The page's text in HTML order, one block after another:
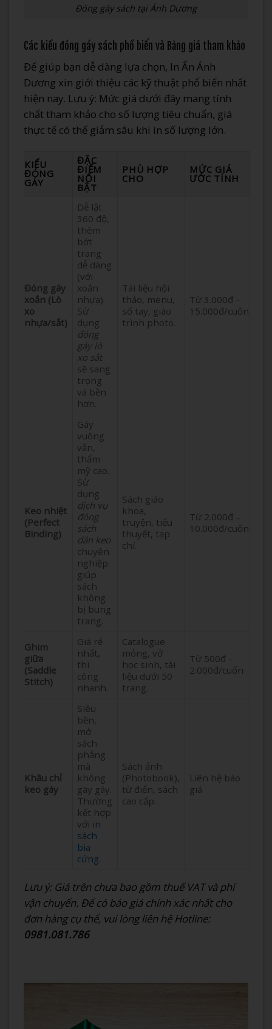
Đóng gáy sách tại Ánh Dương
Các kiểu đóng gáy sách phổ biến và Bảng giá tham khảo
Để giúp bạn dễ dàng lựa chọn, In Ấn Ánh
Dương xin giới thiệu các kỹ thuật phổ biến nhất
hiện nay. Lưu ý: Mức giá dưới đây mang tính
chất tham khảo cho số lượng tiêu chuẩn, giá
thực tế có thể giảm sâu khi in số lượng lớn.
KIỂU
ĐÓNG
GÁY
ĐẶC
ĐIỂM
NỔI
BẬT
PHÙ HỢP
CHO
MỨC GIÁ
ƯỚC TÍNH
Đóng gáy
xoắn (Lò
xo
nhựa/sắt)
Dễ lật
360 độ,
thêm
bớt
trang
dễ dàng
(với
xoắn
nhựa).
Sử
dụng
đóng
gáy lò
xo sắt
sẽ sang
trọng
và bền
hơn.
Tài liệu hội
thảo, menu,
sổ tay, giáo
trình photo.
Từ 3.000đ –
15.000đ/cuốn
Keo nhiệt
(Perfect
Binding)
Gáy
vuông
vắn,
thẩm
mỹ cao.
Sử
dụng
dịch vụ
đóng
sách
dán keo
chuyên
nghiệp
giúp
sách
không
bị bung
trang.
Sách giáo
khoa,
truyện, tiểu
thuyết, tạp
chí.
Từ 2.000đ –
10.000đ/cuốn
Ghim
giữa
(Saddle
Stitch)
Giá rẻ
nhất,
thi
công
nhanh.
Catalogue
mỏng, vở
học sinh, tài
liệu dưới 50
trang.
Từ 500đ –
2.000đ/cuốn
Khâu chỉ
keo gáy
Siêu
bền,
mở
sách
phẳng
mà
không
gãy gáy.
Thường
kết hợp
với in
sách
bìa
cứng
Sách ảnh
(Photobook),
từ điển, sách
cao cấp.
Liên hệ báo
giá
Lưu ý: Giá trên chưa bao gồm thuế VAT và phí
vận chuyển. Để có báo giá chính xác nhất cho
đơn hàng cụ thể, vui lòng liên hệ Hotline:
0981.081.786